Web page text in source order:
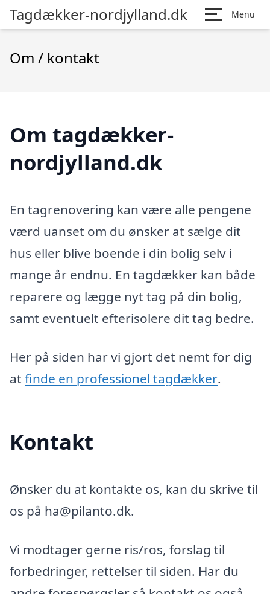
Tagdækker-nordjylland.dk Menu
Om / kontakt
Om tagdækker-
nordjylland.dk
En tagrenovering kan være alle pengene
værd uanset om du ønsker at sælge dit
hus eller blive boende i din bolig selv i
mange år endnu. En tagdækker kan både
reparere og lægge nyt tag på din bolig,
samt eventuelt efterisolere dit tag bedre.
Her på siden har vi gjort det nemt for dig
at finde en professionel tagdækker.
Kontakt
Ønsker du at kontakte os, kan du skrive til
os på ha@pilanto.dk.
Vi modtager gerne ris/ros, forslag til
forbedringer, rettelser til siden. Har du